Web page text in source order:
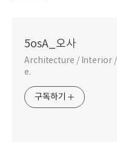
5osA_오사
Architecture / Interior /
e.
구독하기